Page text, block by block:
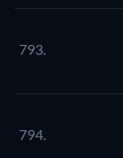
793.
794.